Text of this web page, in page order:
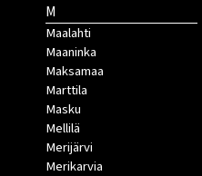
M
Maalahti
Maaninka
Maksamaa
Marttila
Masku
Mellilä
Merijärvi
Merikarvia